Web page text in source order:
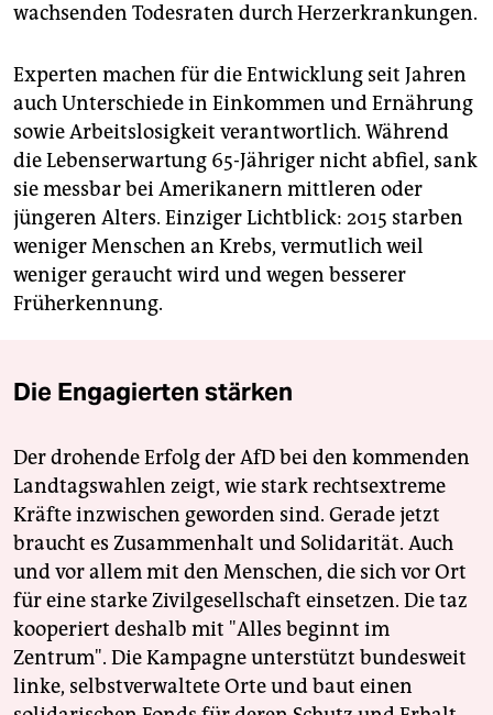
wachsenden Todesraten durch Herzerkrankungen.
Experten machen für die Entwicklung seit Jahren
auch Unterschiede in Einkommen und Ernährung
sowie Arbeitslosigkeit verantwortlich. Während
die Lebenserwartung 65-Jähriger nicht abfiel, sank
sie messbar bei Amerikanern mittleren oder
jüngeren Alters. Einziger Lichtblick: 2015 starben
weniger Menschen an Krebs, vermutlich weil
weniger geraucht wird und wegen besserer
Früherkennung.
Die Engagierten stärken
Der drohende Erfolg der AfD bei den kommenden
Landtagswahlen zeigt, wie stark rechtsextreme
Kräfte inzwischen geworden sind. Gerade jetzt
braucht es Zusammenhalt und Solidarität. Auch
und vor allem mit den Menschen, die sich vor Ort
für eine starke Zivilgesellschaft einsetzen. Die taz
kooperiert deshalb mit "Alles beginnt im
Zentrum". Die Kampagne unterstützt bundesweit
linke, selbstverwaltete Orte und baut einen